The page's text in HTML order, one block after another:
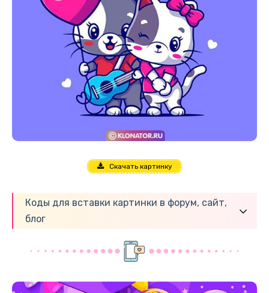
Скачать картинку
Коды для вставки картинки в форум, сайт,
блог